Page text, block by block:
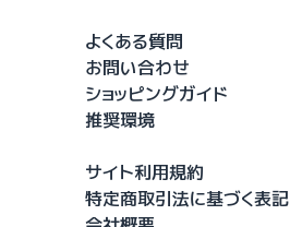
よくある質問
お問い合わせ
ショッピングガイド
推奨環境
サイト利用規約
特定商取引法に基づく表記